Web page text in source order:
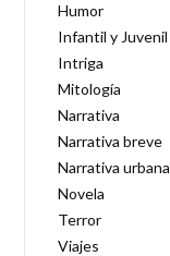
Humor
Infantil y Juvenil
Intriga
Mitología
Narrativa
Narrativa breve
Narrativa urbana
Novela
Terror
Viajes